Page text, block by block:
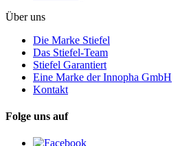
Über uns
Die Marke Stiefel
Das Stiefel-Team
Stiefel Garantiert
Eine Marke der Innopha GmbH
Kontakt
Folge uns auf